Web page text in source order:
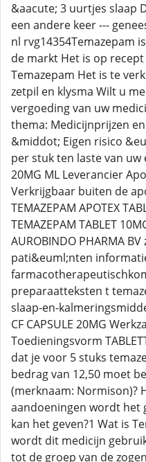
&aacute; 3 uurtjes slaap
een andere keer ---
nl rvg14354Temazepam
de markt Het is op
Temazepam Het is te
zetpil en klysma Wilt u
vergoeding van uw
thema: Medicijnprijzen
&middot; Eigen risico
per stuk ten laste van
20MG ML Leverancier
Verkrijgbaar buiten de
TEMAZEPAM APOTEX
TEMAZEPAM TABLET
AUROBINDO PHARMA
pati&euml;nten
preparaatteksten t
slaap-en-
CF CAPSULE 20MG
Toedieningsvorm
dat je voor 5 stuks
bedrag van 12,50 moet
(merknaam: Normison)?
aandoeningen wordt het
kan het geven?1 Wat is
wordt dit medicijn
tot de groep van de